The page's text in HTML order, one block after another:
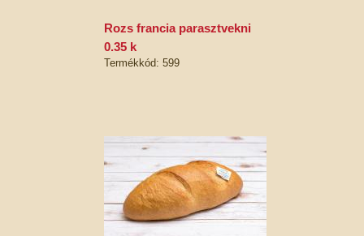
rozs francia parasztvekni
0.35 k
Termékkód: 599